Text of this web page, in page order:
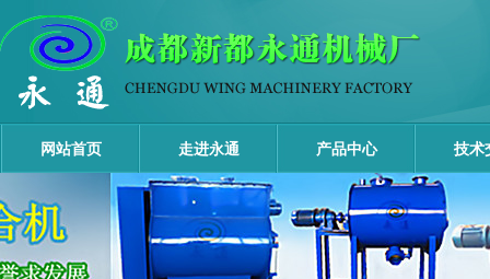
网站首页 走进永通 产品中心 技术